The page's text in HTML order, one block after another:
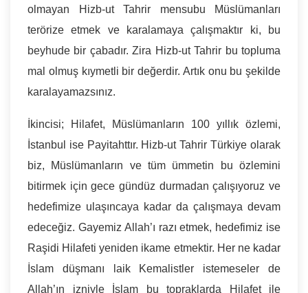
olmayan Hizb-ut Tahrir mensubu Müslümanları
terörize etmek ve karalamaya çalışmaktır ki, bu
beyhude bir çabadır. Zira Hizb-ut Tahrir bu topluma
mal olmuş kıymetli bir değerdir. Artık onu bu şekilde
karalayamazsınız.
İkincisi; Hilafet, Müslümanların 100 yıllık özlemi,
İstanbul ise Payitahttır. Hizb-ut Tahrir Türkiye olarak
biz, Müslümanların ve tüm ümmetin bu özlemini
bitirmek için gece gündüz durmadan çalışıyoruz ve
hedefimize ulaşıncaya kadar da çalışmaya devam
edeceğiz. Gayemiz Allah’ı razı etmek, hedefimiz ise
Raşidi Hilafeti yeniden ikame etmektir. Her ne kadar
İslam düşmanı laik Kemalistler istemeseler de
Allah’ın izniyle İslam bu topraklarda Hilafet ile